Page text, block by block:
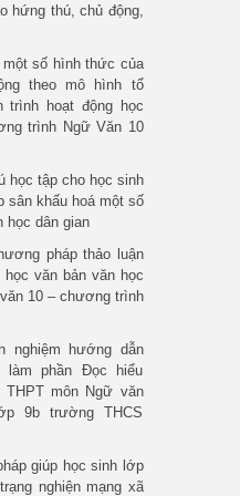
hứng thú, chủ động,
số hình thức của
theo mô hình tổ
trình hoạt động học
trình Ngữ Văn 10
học tập cho học sinh
sân khấu hoá một số
học dân gian
pháp thảo luận
văn bản văn học
10 – chương trình
nghiệm hướng dẫn
làm phần Đọc hiểu
môn Ngữ văn
9b trường THCS
giúp học sinh lớp
nghiện mạng xã